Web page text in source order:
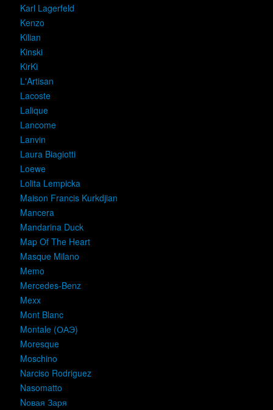
Karl Lagerfeld
Kenzo
Kilian
Kinski
KirKi
L'Artisan
Lacoste
Lalique
Lancome
Lanvin
Laura Biagiotti
Loewe
Lolita Lempicka
Maison Francis Kurkdjian
Mancera
Mandarina Duck
Map Of The Heart
Masque Milano
Memo
Mercedes-Benz
Mexx
Mont Blanc
Montale (ОАЭ)
Moresque
Moschino
Narciso Rodriguez
Nasomatto
Nовая Заря